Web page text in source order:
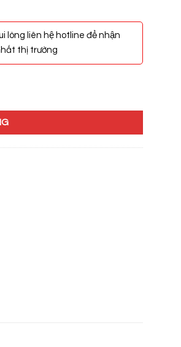
lòng liên hệ hotline để nhận
thị trường